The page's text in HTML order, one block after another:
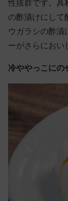
性抜群です。具
の酢漬けにして
ウガラシの酢漬
ーがさらにおい
冷ややっこにの